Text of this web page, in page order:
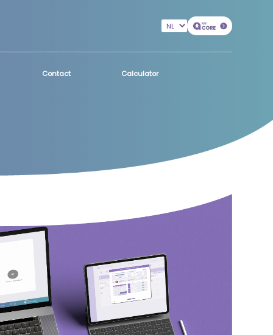
Contact Calculator